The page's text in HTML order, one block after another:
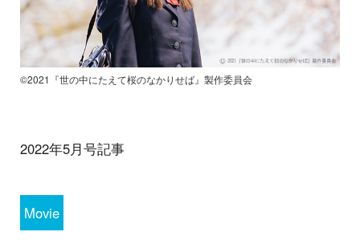
©2021『世の中にたえて桜のなかりせば』製作委員会
2022年5月号記事
Movie